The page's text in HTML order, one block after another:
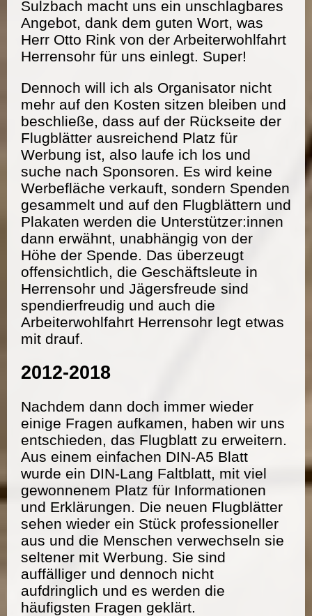
Sulzbach macht uns ein unschlagbares
Angebot, dank dem guten Wort, was
Herr Otto Rink von der Arbeiterwohlfahrt
Herrensohr für uns einlegt. Super!
Dennoch will ich als Organisator nicht
mehr auf den Kosten sitzen bleiben und
beschließe, dass auf der Rückseite der
Flugblätter ausreichend Platz für
Werbung ist, also laufe ich los und
suche nach Sponsoren. Es wird keine
Werbefläche verkauft, sondern Spenden
gesammelt und auf den Flugblättern und
Plakaten werden die Unterstützer:innen
dann erwähnt, unabhängig von der
Höhe der Spende. Das überzeugt
offensichtlich, die Geschäftsleute in
Herrensohr und Jägersfreude sind
spendierfreudig und auch die
Arbeiterwohlfahrt Herrensohr legt etwas
mit drauf.
2012-2018
Nachdem dann doch immer wieder
einige Fragen aufkamen, haben wir uns
entschieden, das Flugblatt zu erweitern.
Aus einem einfachen DIN-A5 Blatt
wurde ein DIN-Lang Faltblatt, mit viel
gewonnenem Platz für Informationen
und Erklärungen. Die neuen Flugblätter
sehen wieder ein Stück professioneller
aus und die Menschen verwechseln sie
seltener mit Werbung. Sie sind
auffälliger und dennoch nicht
aufdringlich und es werden die
häufigsten Fragen geklärt.